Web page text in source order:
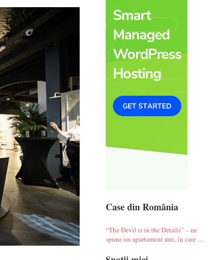
Case din România
“The Devil is in the Details” – ne
spune un apartament mic, în care te